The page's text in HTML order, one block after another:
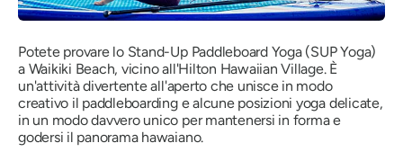
Potete provare lo Stand-Up Paddleboard Yoga (SUP Yoga)
a Waikiki Beach, vicino all'Hilton Hawaiian Village. È
un'attività divertente all'aperto che unisce in modo
creativo il paddleboarding e alcune posizioni yoga delicate,
in un modo davvero unico per mantenersi in forma e
godersi il panorama hawaiano.